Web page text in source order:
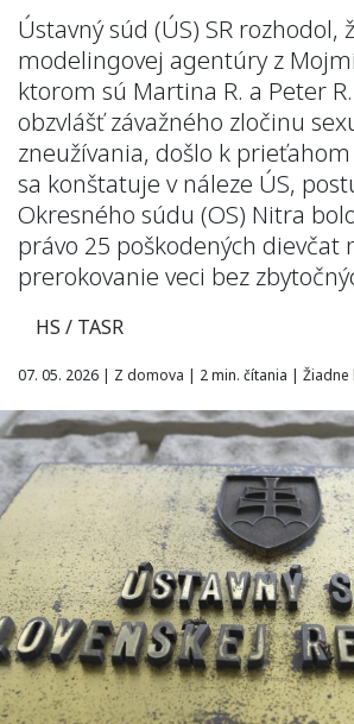
Ústavný súd (ÚS) SR rozhodol,
modelingovej agentúry z
ktorom sú Martina R. a Peter
obzvlášť závažného zločinu
zneužívania, došlo k
sa konštatuje v náleze ÚS,
Okresného súdu (OS) Nitra
právo 25 poškodených dievčat
prerokovanie veci bez
HS / TASR
07. 05. 2026 | Z domova | 2 min. čítania | Žiadne